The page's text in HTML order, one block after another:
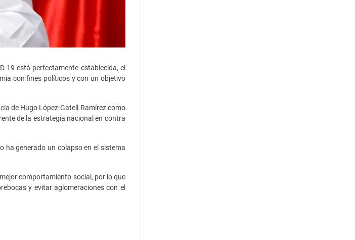
19 está perfectamente establecida, el
con fines políticos y con un objetivo
de Hugo López-Gatell Ramírez como
de la estrategia nacional en contra
ha generado un colapso en el sistema
comportamiento social, por lo que
y evitar aglomeraciones con el